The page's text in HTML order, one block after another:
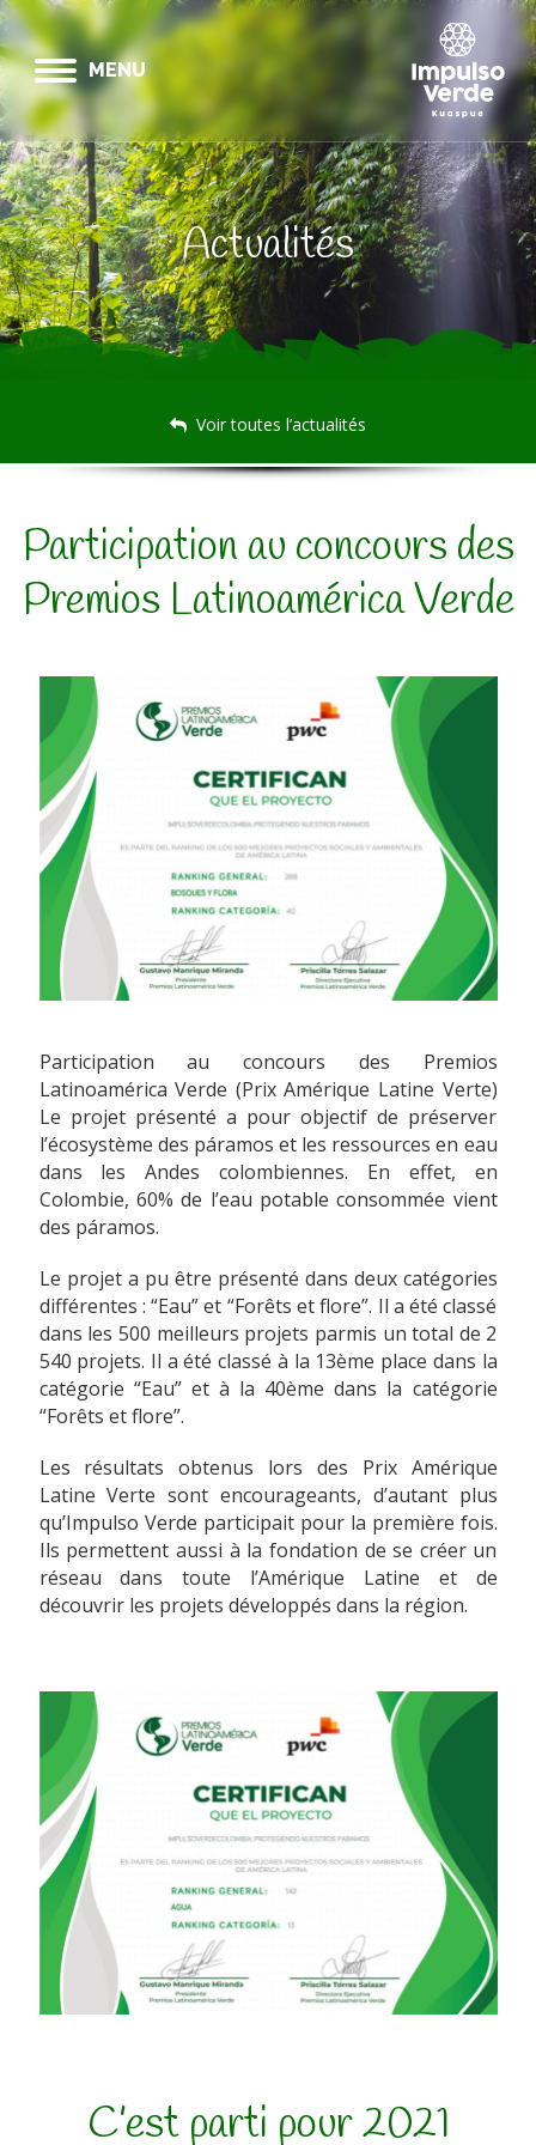
MENU
Actualités
Voir toutes l’actualités
Participation au concours des
Premios Latinoamérica Verde
Participation au concours des Premios
Latinoamérica Verde (Prix Amérique Latine Verte)
Le projet présenté a pour objectif de préserver
l’écosystème des páramos et les ressources en eau
dans les Andes colombiennes. En effet, en
Colombie, 60% de l’eau potable consommée vient
des páramos.
Le projet a pu être présenté dans deux catégories
différentes : “Eau” et “Forêts et flore”. Il a été classé
dans les 500 meilleurs projets parmis un total de 2
540 projets. Il a été classé à la 13ème place dans la
catégorie “Eau” et à la 40ème dans la catégorie
“Forêts et flore”.
Les résultats obtenus lors des Prix Amérique
Latine Verte sont encourageants, d’autant plus
qu’Impulso Verde participait pour la première fois.
Ils permettent aussi à la fondation de se créer un
réseau dans toute l’Amérique Latine et de
découvrir les projets développés dans la région.
C’est parti pour 2021